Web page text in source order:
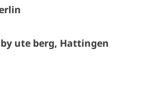
ute berg, Hattingen